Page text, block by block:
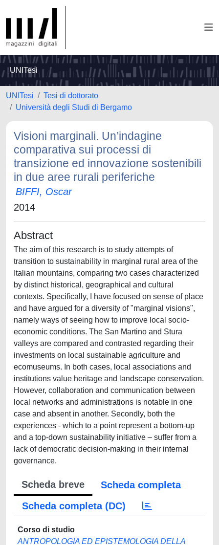
UNITesi
UNITesi
Tesi di dottorato
Università degli Studi di Bergamo
Visioni marginali. Un’indagine
comparativa sui processi di
transizione ed innovazione sostenibili
in due aree rurali periferiche
BIFFI, Oscar
2014
Abstract
The aim of this research is to study attempts of
transition to sustainability in marginal rural area of the
Italian mountains, comparing two cases characterized
by distinct historical, geographical and cultural
contexts. Specifically, I have focused on sense of place
and have argued for a diversity of "marginal visions",
namely ways of seeing how to improve local socio-
economic conditions. The San Martino and Stura
valleys are compared and contrasted regarding their
investments on local sustainable agriculture and
ecomuseums. In both cases, local associations and
institutions value heritage and landscape conservation.
However, collaboration and communication between
local networks and administrations is notable in one
case and absent in another. Secondly, both the
experiences - which to a point represent a bottom-up
and a top-down sustainability initiative – suffer from a
lack of democratic decision-making in their internal
governance.
Scheda breve
Scheda completa
Scheda completa (DC)
Corso di studio
ANTROPOLOGIA ED EPISTEMOLOGIA DELLA